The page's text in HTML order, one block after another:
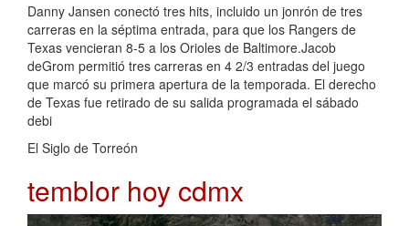
Danny Jansen conectó tres hits, incluido un jonrón de tres
carreras en la séptima entrada, para que los Rangers de
Texas vencieran 8-5 a los Orioles de Baltimore.Jacob
deGrom permitió tres carreras en 4 2/3 entradas del juego
que marcó su primera apertura de la temporada. El derecho
de Texas fue retirado de su salida programada el sábado
debi
El Siglo de Torreón
temblor hoy cdmx